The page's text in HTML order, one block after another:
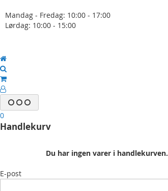
Mandag - Fredag: 10:00 - 17:00
Lørdag: 10:00 - 15:00
0
Handlekurv
Du har ingen varer i handlekurven.
E-post